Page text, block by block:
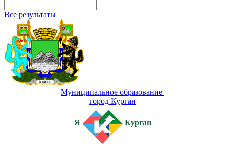
Все результаты
Муниципальное образование
город Курган
Я Курган